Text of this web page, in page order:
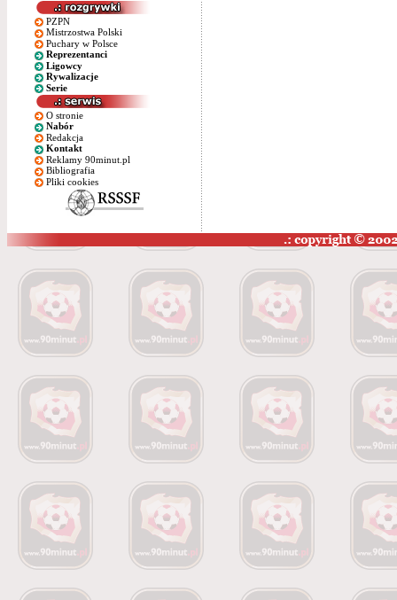
PZPN
Mistrzostwa Polski
Puchary w Polsce
Reprezentanci
Ligowcy
Rywalizacje
Serie
O stronie
Nabór
Redakcja
Kontakt
Reklamy 90minut.pl
Bibliografia
Pliki cookies